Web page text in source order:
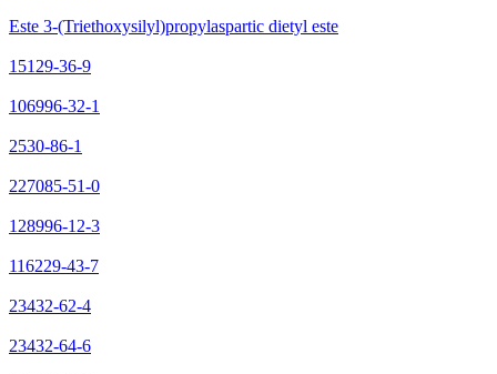
Este 3-(Triethoxysilyl)propylaspartic dietyl este
15129-36-9
106996-32-1
2530-86-1
227085-51-0
128996-12-3
116229-43-7
23432-62-4
23432-64-6